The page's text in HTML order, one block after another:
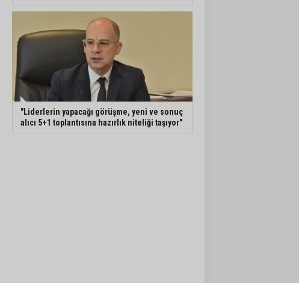
"Liderlerin yapacağı görüşme, yeni ve sonuç
alıcı 5+1 toplantısına hazırlık niteliği taşıyor"